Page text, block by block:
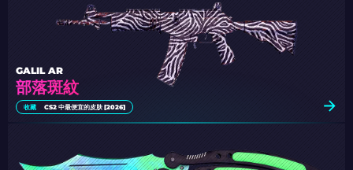
部落斑紋
GALIL AR
收藏 CS2 中最便宜的皮肤 [2026]